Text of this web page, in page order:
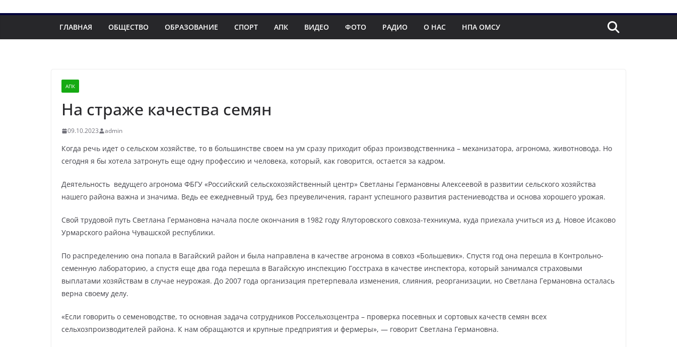
ГЛАВНАЯ ОБЩЕСТВО ОБРАЗОВАНИЕ СПОРТ АПК ВИДЕО ФОТО РАДИО О НАС НПА ОМСУ
АПК
На страже качества семян
09.10.2023 admin
Когда речь идет о сельском хозяйстве, то в большинстве своем на ум сразу приходит образ производственника – механизатора, агронома, животновода. Но
сегодня я бы хотела затронуть еще одну профессию и человека, который, как говорится, остается за кадром.
Деятельность ведущего агронома ФБГУ «Российский сельскохозяйственный центр» Светланы Германовны Алексеевой в развитии сельского хозяйства
нашего района важна и значима. Ведь ее ежедневный труд, без преувеличения, гарант успешного развития растениеводства и основа хорошего урожая.
Свой трудовой путь Светлана Германовна начала после окончания в 1982 году Ялуторовского совхоза-техникума, куда приехала учиться из д. Новое Исаково
Урмарского района Чувашской республики.
По распределению она попала в Вагайский район и была направлена в качестве агронома в совхоз «Большевик». Спустя год она перешла в Контрольно-
семенную лабораторию, а спустя еще два года перешла в Вагайскую инспекцию Госстраха в качестве инспектора, который занимался страховыми
выплатами хозяйствам в случае неурожая. До 2007 года организация претерпевала изменения, слияния, реорганизации, но Светлана Германовна осталась
верна своему делу.
«Если говорить о семеноводстве, то основная задача сотрудников Россельхозцентра – проверка посевных и сортовых качеств семян всех
сельхозпроизводителей района. К нам обращаются и крупные предприятия и фермеры», — говорит Светлана Германовна.